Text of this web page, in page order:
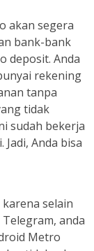
akan segera
bank-bank
deposit. Anda
rekening
tanpa
tidak
sudah bekerja
Anda bisa
selain
anda
Metro